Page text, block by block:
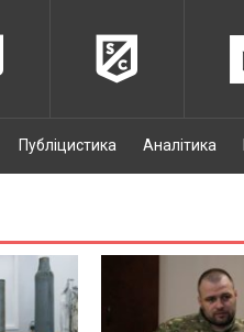
Публіцистика Аналітика